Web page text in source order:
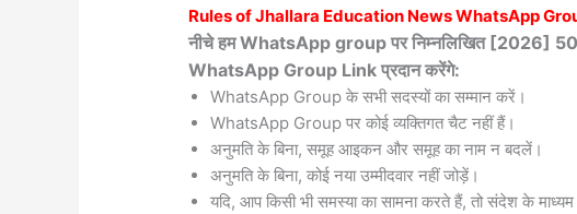
Rules ofJhallara Education News WhatsApp
नीचे हम WhatsApp group पर निम्नलिखित [2026]
WhatsApp Group Link प्रदान करेंगे:
WhatsApp Group के सभी सदस्यों का सम्मान करें।
WhatsApp Group पर कोई व्यक्तिगत चैट नहीं हैं।
अनुमति के बिना, समूह आइकन और समूह का नाम न बदलें।
अनुमति के बिना, कोई नया उम्मीदवार नहीं जोड़ें।
यदि, आप किसी भी समस्या का सामना करते हैं, तो संदेश के